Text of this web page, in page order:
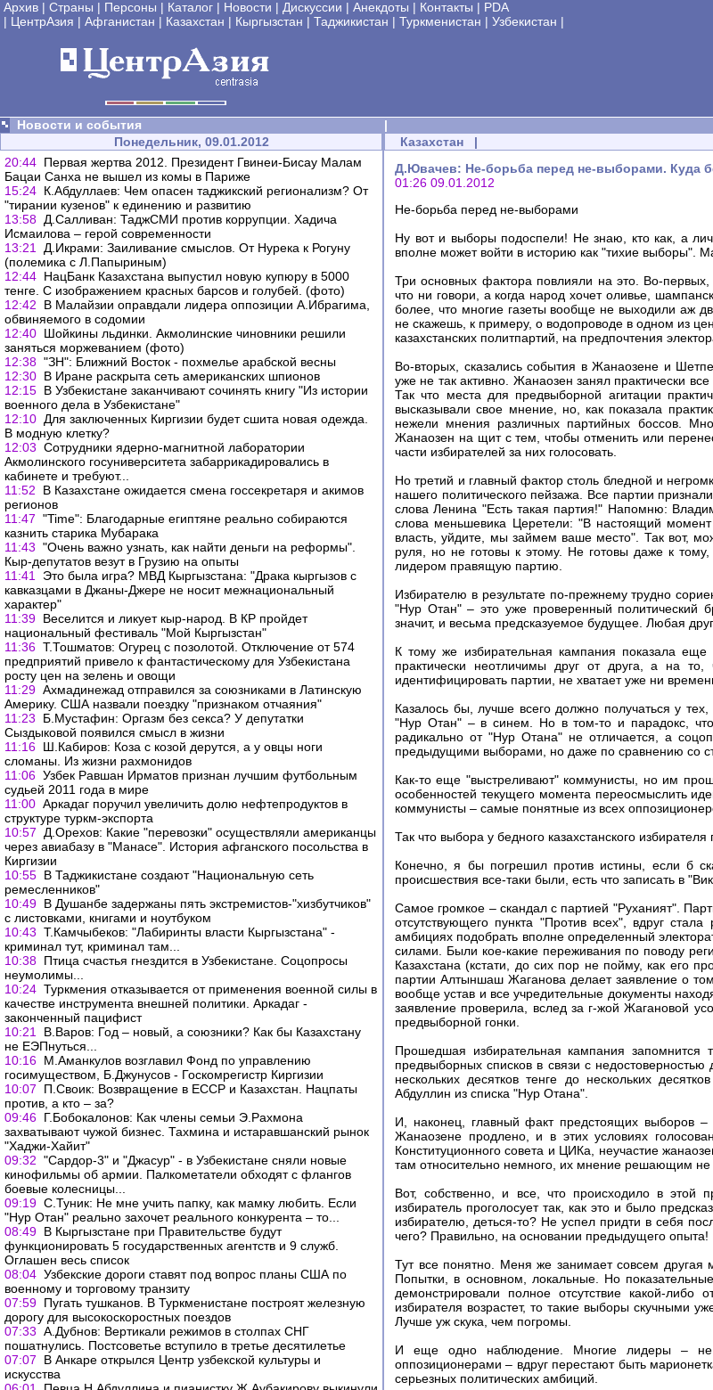
Архив | Страны | Персоны | Каталог | Новости | Дискуссии | Анекдоты | Контакты | PDA
| ЦентрАзия | Афганистан | Казахстан | Кыргызстан | Таджикистан | Туркменистан | Узбекистан |
Новости и события
|
Понедельник, 09.01.2012
20:44 Первая жертва 2012. Президент Гвинеи-Бисау Малам
Бацаи Санха не вышел из комы в Париже
15:24 К.Абдуллаев: Чем опасен таджикский регионализм? От
"тирании кузенов" к единению и развитию
13:58 Д.Салливан: ТаджСМИ против коррупции. Хадича
Исмаилова – герой современности
13:21
Д.Икрами: Заиливание смыслов. От Нурека к Рогуну
(полемика с Л.Папыриным)
12:44 НацБанк Казахстана выпустил новую купюру в 5000
тенге. С изображением красных барсов и голубей. (фото)
12:42
В Малайзии оправдали лидера оппозиции А.Ибрагима,
обвиняемого в содомии
12:40 Шойкины льдинки. Акмолинские чиновники решили
заняться моржеванием (фото)
12:38 "ЗН": Ближний Восток - похмелье арабской весны
12:30 В Иране раскрыта сеть американских шпионов
12:15 В Узбекистане заканчивают сочинять книгу "Из истории
военного дела в Узбекистане"
12:10 Для заключенных Киргизии будет сшита новая одежда.
В модную клетку?
12:03 Сотрудники ядерно-магнитной лаборатории
Акмолинского госуниверситета забаррикадировались в
кабинете и требуют...
11:52
В Казахстане ожидается смена госсекретаря и акимов
регионов
11:47 "Time": Благодарные египтяне реально собираются
казнить старика Мубарака
11:43 "Очень важно узнать, как найти деньги на реформы".
Кыр-депутатов везут в Грузию на опыты
11:41
Это была игра? МВД Кыргызстана: "Драка кыргызов с
кавказцами в Джаны-Джере не носит межнациональный
характер"
11:39 Веселится и ликует кыр-народ. В КР пройдет
национальный фестиваль "Мой Кыргызстан"
11:36 Т.Тошматов: Огурец с позолотой. Отключение от 574
предприятий привело к фантастическому для Узбекистана
росту цен на зелень и овощи
11:29 Ахмадинежад отправился за союзниками в Латинскую
Америку. США назвали поездку "признаком отчаяния"
11:23
Б.Мустафин: Оргазм без секса? У депутатки
Сыздыковой появился смысл в жизни
11:16 Ш.Кабиров: Коза с козой дерутся, а у овцы ноги
сломаны. Из жизни рахмонидов
11:06 Узбек Равшан Ирматов признан лучшим футбольным
судьей 2011 года в мире
11:00 Аркадаг поручил увеличить долю нефтепродуктов в
структуре туркм-экспорта
10:57
Д.Орехов: Какие "перевозки" осуществляли американцы
через авиабазу в "Манасе". История афганского посольства в
Киргизии
10:55 В Таджикистане создают "Национальную сеть
ремесленников"
10:49 В Душанбе задержаны пять экстремистов-"хизбутчиков"
с листовками, книгами и ноутбуком
10:43 Т.Камчыбеков: "Лабиринты власти Кыргызстана" -
криминал тут, криминал там...
10:38 Птица счастья гнездится в Узбекистане. Соцопросы
неумолимы...
10:24 Туркмения отказывается от применения военной силы в
качестве инструмента внешней политики. Аркадаг -
законченный пацифист
10:21
В.Варов: Год – новый, а союзники? Как бы Казахстану
не ЕЭПнуться...
10:16 М.Аманкулов возглавил Фонд по управлению
госимуществом, Б.Джунусов - Госкомрегистр Киргизии
10:07
П.Своик: Возвращение в ЕССР и Казахстан. Нацпаты
против, а кто – за?
09:46 Г.Бобокалонов: Как члены семьи Э.Рахмона
захватывают чужой бизнес. Тахмина и истаравшанский рынок
"Хаджи-Хайит"
09:32 "Сардор-3" и "Джасур" - в Узбекистане сняли новые
кинофильмы об армии. Палкометатели обходят с флангов
боевые колесницы...
09:19 С.Туник: Не мне учить папку, как мамку любить. Если
"Нур Отан" реально захочет реального конкурента – то...
08:49 В Кыргызстане при Правительстве будут
функционировать 5 государственных агентств и 9 служб.
Оглашен весь список
08:04 Узбекские дороги ставят под вопрос планы США по
военному и торговому транзиту
07:59 Пугать тушканов. В Туркменистане построят железную
дорогу для высокоскоростных поездов
07:33 А.Дубнов: Вертикали режимов в столпах СНГ
пошатнулись. Постсоветье вступило в третье десятилетье
07:07
В Анкаре открылся Центр узбекской культуры и
искусства
Казахстан |
Д.Ювачев: Не-борьба перед не-выборами. Куда
01:26 09.01.2012
Не-борьба перед не-выборами
Ну вот и выборы подоспели! Не знаю, кто как, а
вполне может войти в историю как "тихие выборы".
Три основных фактора повлияли на это. Во-
что ни говори, а когда народ хочет оливье,
более, что многие газеты вообще не выходили аж
не скажешь, к примеру, о водопроводе в одном из
казахстанских политпартий, на предпочтения
Во-вторых, сказались события в Жанаозене и
уже не так активно. Жанаозен занял практически
Так что места для предвыборной агитации
высказывали свое мнение, но, как показала
нежели мнения различных партийных боссов.
Жанаозен на щит с тем, чтобы отменить или
части избирателей за них голосовать.
Но третий и главный фактор столь бледной и
нашего политического пейзажа. Все партии
слова Ленина "Есть такая партия!" Напомню:
слова меньшевика Церетели: "В настоящий
власть, уйдите, мы займем ваше место". Так вот,
руля, но не готовы к этому. Не готовы даже к
лидером правящую партию.
Избирателю в результате по-прежнему трудно
"Нур Отан" – это уже проверенный политический
значит, и весьма предсказуемое будущее. Любая
К тому же избирательная кампания показала
практически неотличимы друг от друга, а на
идентифицировать партии, не хватает уже ни
Казалось бы, лучше всего должно получаться у
"Нур Отан" – в синем. Но в том-то и парадокс,
радикально от "Нур Отана" не отличается, а
предыдущими выборами, но даже по сравнению со
Как-то еще "выстреливают" коммунисты, но им
особенностей текущего момента переосмыслить
коммунисты – самые понятные из всех
Так что выбора у бедного казахстанского
Конечно, я бы погрешил против истины, если б
происшествия все-таки были, есть что записать в
Самое громкое – скандал с партией "Руханият".
отсутствующего пункта "Против всех", вдруг
амбициях подобрать вполне определенный
силами. Были кое-какие переживания по поводу
Казахстана (кстати, до сих пор не пойму, как его
партии Алтыншаш Жаганова делает заявление о
вообще устав и все учредительные документы
заявление проверила, вслед за г-жой Жагановой
предвыборной гонки.
Прошедшая избирательная кампания запомнится
предвыборных списков в связи с
нескольких десятков тенге до нескольких
Абдуллин из списка "Нур Отана".
И, наконец, главный факт предстоящих выборов
Жанаозене продлено, и в этих условиях
Конституционного совета и ЦИКа, неучастие
там относительно немного, их мнение решающим не
Вот, собственно, и все, что происходило в этой
избиратель проголосует так, как это и было
избирателю, деться-то? Не успел придти в себя
чего? Правильно, на основании предыдущего опыта!
Тут все понятно. Меня же занимает совсем другая
Попытки, в основном, локальные. Но
демонстрировали полное отсутствие какой-
избирателя возрастет, то такие выборы скучными
Лучше уж скука, чем погромы.
И еще одно наблюдение. Многие лидеры –
оппозиционерами – вдруг перестают быть
серьезных политических амбиций.